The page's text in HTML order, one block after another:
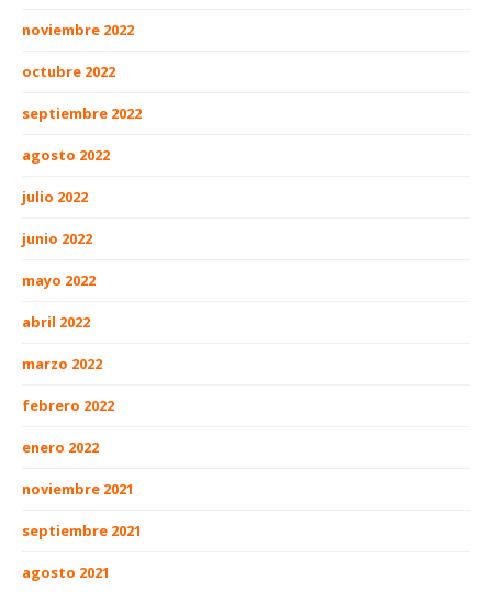
noviembre 2022
octubre 2022
septiembre 2022
agosto 2022
julio 2022
junio 2022
mayo 2022
abril 2022
marzo 2022
febrero 2022
enero 2022
noviembre 2021
septiembre 2021
agosto 2021